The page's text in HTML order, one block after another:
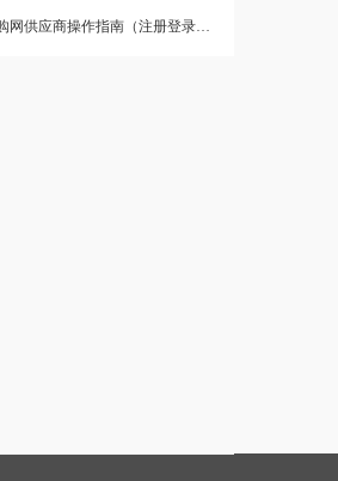
南方招标采购网供应商操作指南（注册登录） v2.0